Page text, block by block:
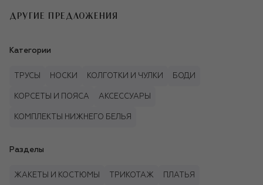
ДРУГИЕ ПРЕДЛОЖЕНИЯ
Категории
ТРУСЫ НОСКИ КОЛГОТКИ И ЧУЛКИ БОДИ
КОРСЕТЫ И ПОЯСА АКСЕССУАРЫ
КОМПЛЕКТЫ НИЖНЕГО БЕЛЬЯ
Разделы
ЖАКЕТЫ И КОСТЮМЫ ТРИКОТАЖ ПЛАТЬЯ